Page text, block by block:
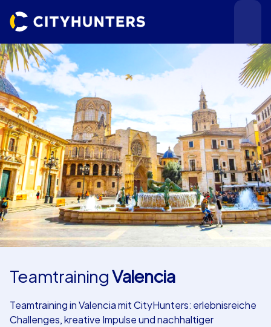
Teamevents
Städte
Anlässe
TeamtrainingValencia
Teamtraining in Valencia mit CityHunters: erlebnisreiche
Challenges, kreative Impulse und nachhaltiger